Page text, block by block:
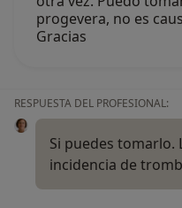
progevera, no es
Gracias
RESPUESTA DEL PROFESIONAL:
Si puedes tomarlo.
incidencia de